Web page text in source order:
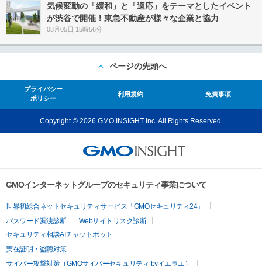
気候変動の「緩和」と「適応」をテーマとしたイベント
が渋谷で開催！東急不動産が様々な企業と協力
08月05日 15時56分
ページの先頭へ
プライバシー
ポリシー
利用規約 免責事項
Copyright © 2026 GMO INSIGHT Inc. All Rights Reserved.
GMOインターネットグループのセキュリティ事業について
世界初総合ネットセキュリティサービス「GMOセキュリティ24」
パスワード漏洩診断
Webサイトリスク診断
セキュリティ相談AIチャットボット
実在証明・盗聴対策
サイバー攻撃対策（GMOサイバーセキュリティ byイエラエ）